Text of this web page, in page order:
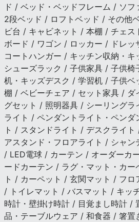
ド / ベッド・ベッドフレーム / ソ
2段ベッド / ロフトベッド / その他
ビ台 / キャビネット / 本棚 / チェ
ボード / ワゴン / ロッカー / ドレッ
コートハンガー / キッチン収納・
シューズラック / 子供家具 / 子供
机・キッズデスク / 学習机 / 子供
棚 / ベビーチェア / セット家具 / ダ
グセット / 照明器具 / シーリングラ
ライト / ペンダントライト・ペンダ
ト / スタンドライト / デスクライ
アスタンド・フロアライト / シャン
/ LED電球 / カーテン / オーダーカ
ードカーテン / ラグ・マット・カ
ト / カーペット / 玄関マット / フロ
/ トイレマット / バスマット / キッ
時計・壁掛け時計 / 目覚まし時計 /
品・テーブルウェア / 和食器 / 箸